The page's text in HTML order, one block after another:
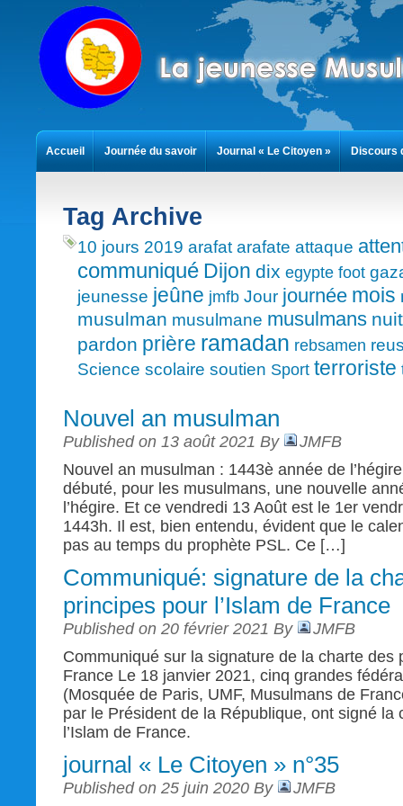
Tag Archive
10 jours 2019 arafat arafate attaque
communiqué Dijon dix egypte foot
jeunesse jeûne jmfb Jour journée mois
musulman musulmane musulmans nuit
pardon prière ramadan rebsamen
Science scolaire soutien Sport terroriste
Nouvel an musulman
Published on 13 août 2021 By
JMFB
Nouvel an musulman : 1443è année de
débuté, pour les musulmans, une nouvelle
l’hégire. Et ce vendredi 13 Août est le 1er
1443h. Il est, bien entendu, évident que le
pas au temps du prophète PSL. Ce […]
Communiqué: signature de la
principes pour l’Islam de France
Published on 20 février 2021 By
JMFB
Communiqué sur la signature de la charte des
France Le 18 janvier 2021, cinq grandes
(Mosquée de Paris, UMF, Musulmans de
par le Président de la République, ont signé la
l’Islam de France.
journal « Le Citoyen » n°35
Published on 25 juin 2020 By
JMFB
Accueil Journée du savoir Journal « Le Citoyen » Discours